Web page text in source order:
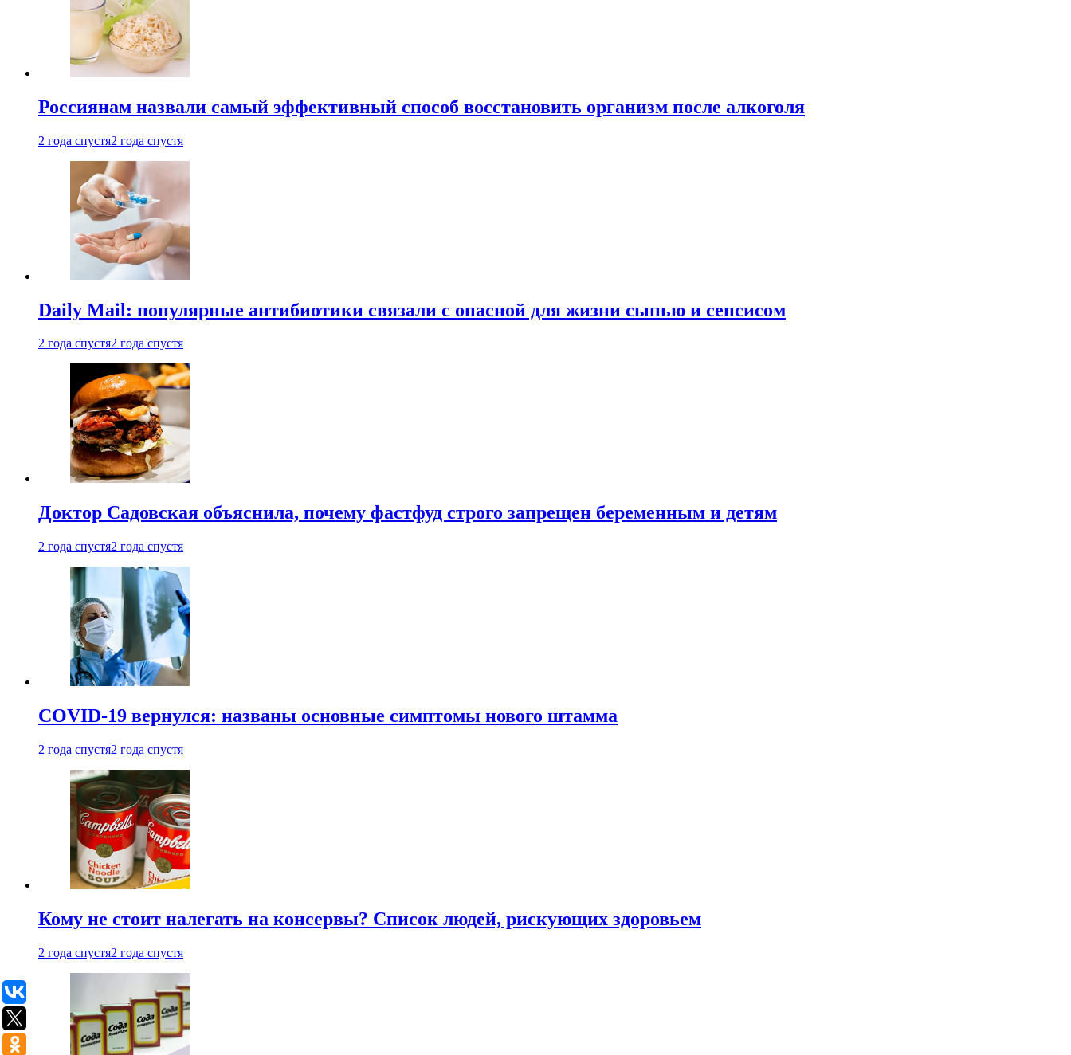
Россиянам назвали самый эффективный способ восстановить организм после алкоголя
2 года спустя2 года спустя
Daily Mail: популярные антибиотики связали с опасной для жизни сыпью и сепсисом
2 года спустя2 года спустя
Доктор Садовская объяснила, почему фастфуд строго запрещен беременным и детям
2 года спустя2 года спустя
COVID-19 вернулся: названы основные симптомы нового штамма
2 года спустя2 года спустя
Кому не стоит налегать на консервы? Список людей, рискующих здоровьем
2 года спустя2 года спустя